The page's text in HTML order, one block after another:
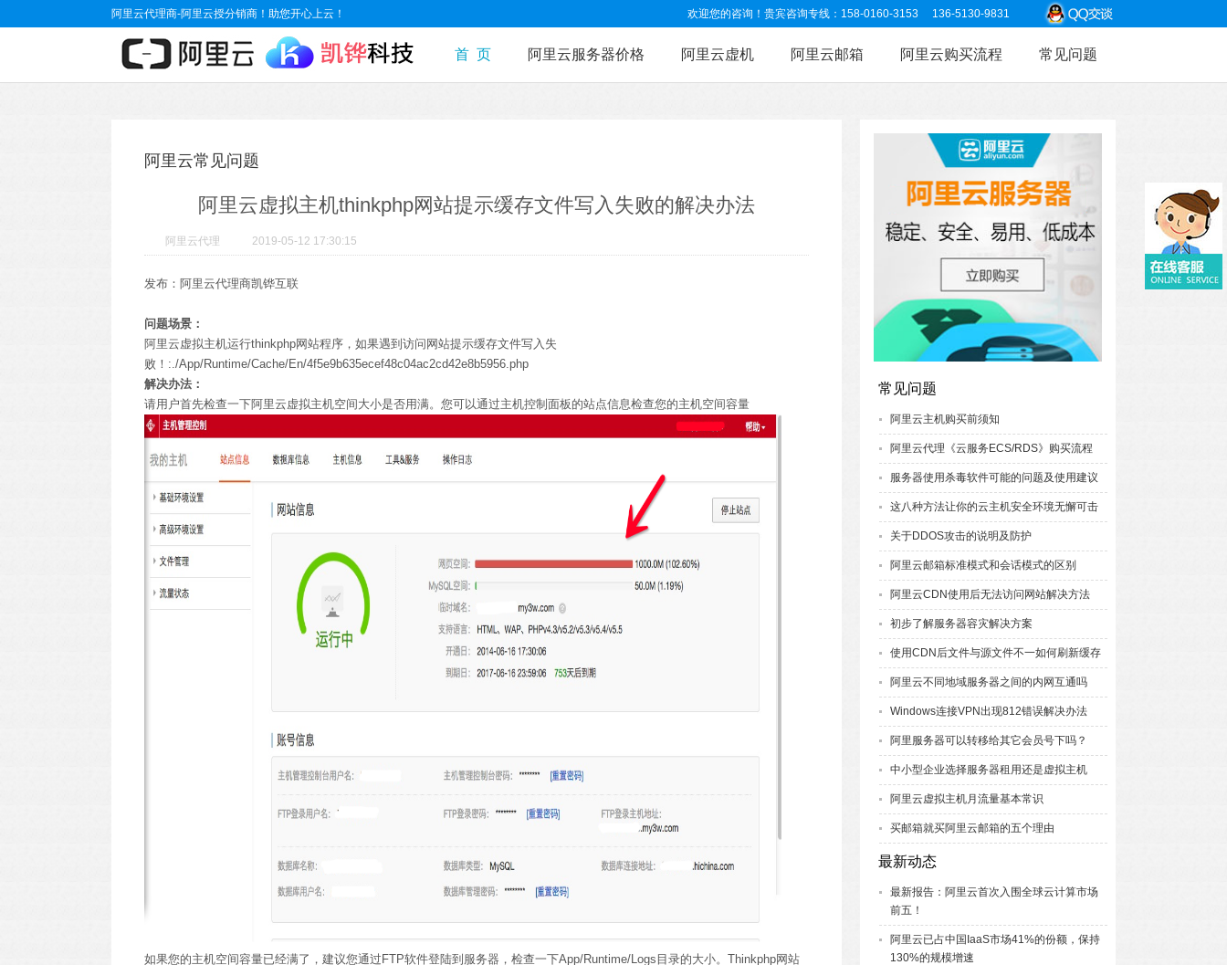
阿里云代理商-阿里云授分销商！助您开心上云！ 欢迎您的咨询！贵宾咨询专线：158-0160-3153 136-5130-9831
常见问题
阿里云购买流程
阿里云邮箱
阿里云虚机
阿里云服务器价格
首 页
阿里云常见问题
阿里云虚拟主机thinkphp网站提示缓存文件写入失败的解决办法
阿里云代理 2019-05-12 17:30:15
发布：阿里云代理商凯铧互联
问题场景：
阿里云虚拟主机运行thinkphp网站程序，如果遇到访问网站提示缓存文件写入失
败！:./App/Runtime/Cache/En/4f5e9b635ecef48c04ac2cd42e8b5956.php
解决办法：
请用户首先检查一下阿里云虚拟主机空间大小是否用满。您可以通过主机控制面板的站点信息检查您的主机空间容量
如果您的主机空间容量已经满了，建议您通过FTP软件登陆到服务器，检查一下App/Runtime/Logs目录的大小。Thinkphp网站
常见问题
阿里云主机购买前须知
阿里云代理《云服务ECS/RDS》购买流程
服务器使用杀毒软件可能的问题及使用建议
这八种方法让你的云主机安全环境无懈可击
关于DDOS攻击的说明及防护
阿里云邮箱标准模式和会话模式的区别
阿里云CDN使用后无法访问网站解决方法
初步了解服务器容灾解决方案
使用CDN后文件与源文件不一如何刷新缓存
阿里云不同地域服务器之间的内网互通吗
Windows连接VPN出现812错误解决办法
阿里服务器可以转移给其它会员号下吗？
中小型企业选择服务器租用还是虚拟主机
阿里云虚拟主机月流量基本常识
买邮箱就买阿里云邮箱的五个理由
最新动态
最新报告：阿里云首次入围全球云计算市场
前五！
阿里云已占中国IaaS市场41%的份额，保持
130%的规模增速